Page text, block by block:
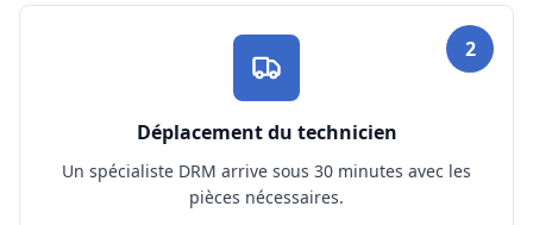
2
Déplacement du technicien
Un spécialiste DRM arrive sous 30 minutes avec les
pièces nécessaires.